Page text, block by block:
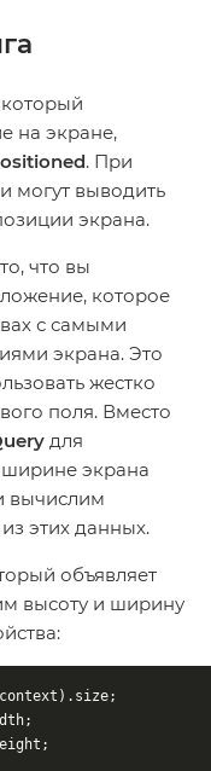
на экране,
. При
могут выводить
экрана.
что вы
которое
с самыми
экрана. Это
жестко
поля. Вместо
для
ширине экрана
вычислим
этих данных.
объявляет
высоту и ширину